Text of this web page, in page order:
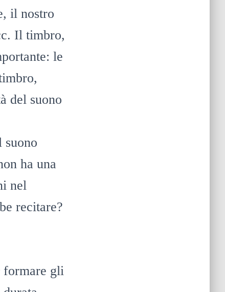
il nostro
Il timbro,
le
del suono
suono
ha una
nel
recitare?
formare gli